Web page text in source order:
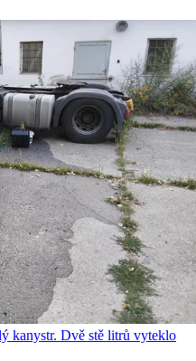
kanystr. Dvě stě litrů vyteklo